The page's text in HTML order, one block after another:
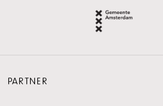
PARTNER